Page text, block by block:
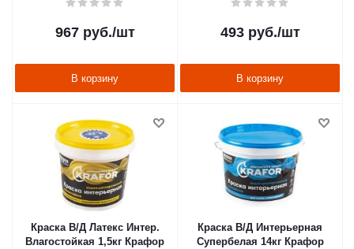
967руб./шт
В корзину
493руб./шт
В корзину
Краска В/Д Латекс Интер.
Влагостойкая 1,5кг Крафор
Краска В/Д Интерьерная
Супербелая 14кг Крафор